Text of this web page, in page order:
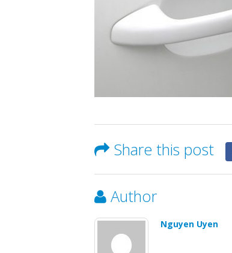
Share this post
Author
Nguyen Uyen